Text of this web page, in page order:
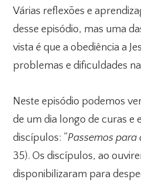
Várias reflexões e
desse episódio, mas uma
vista é que a obediência a
problemas e dificuldades
Neste episódio podemos
de um dia longo de curas e
discípulos: “Passemos para
35). Os discípulos, ao
disponibilizaram para